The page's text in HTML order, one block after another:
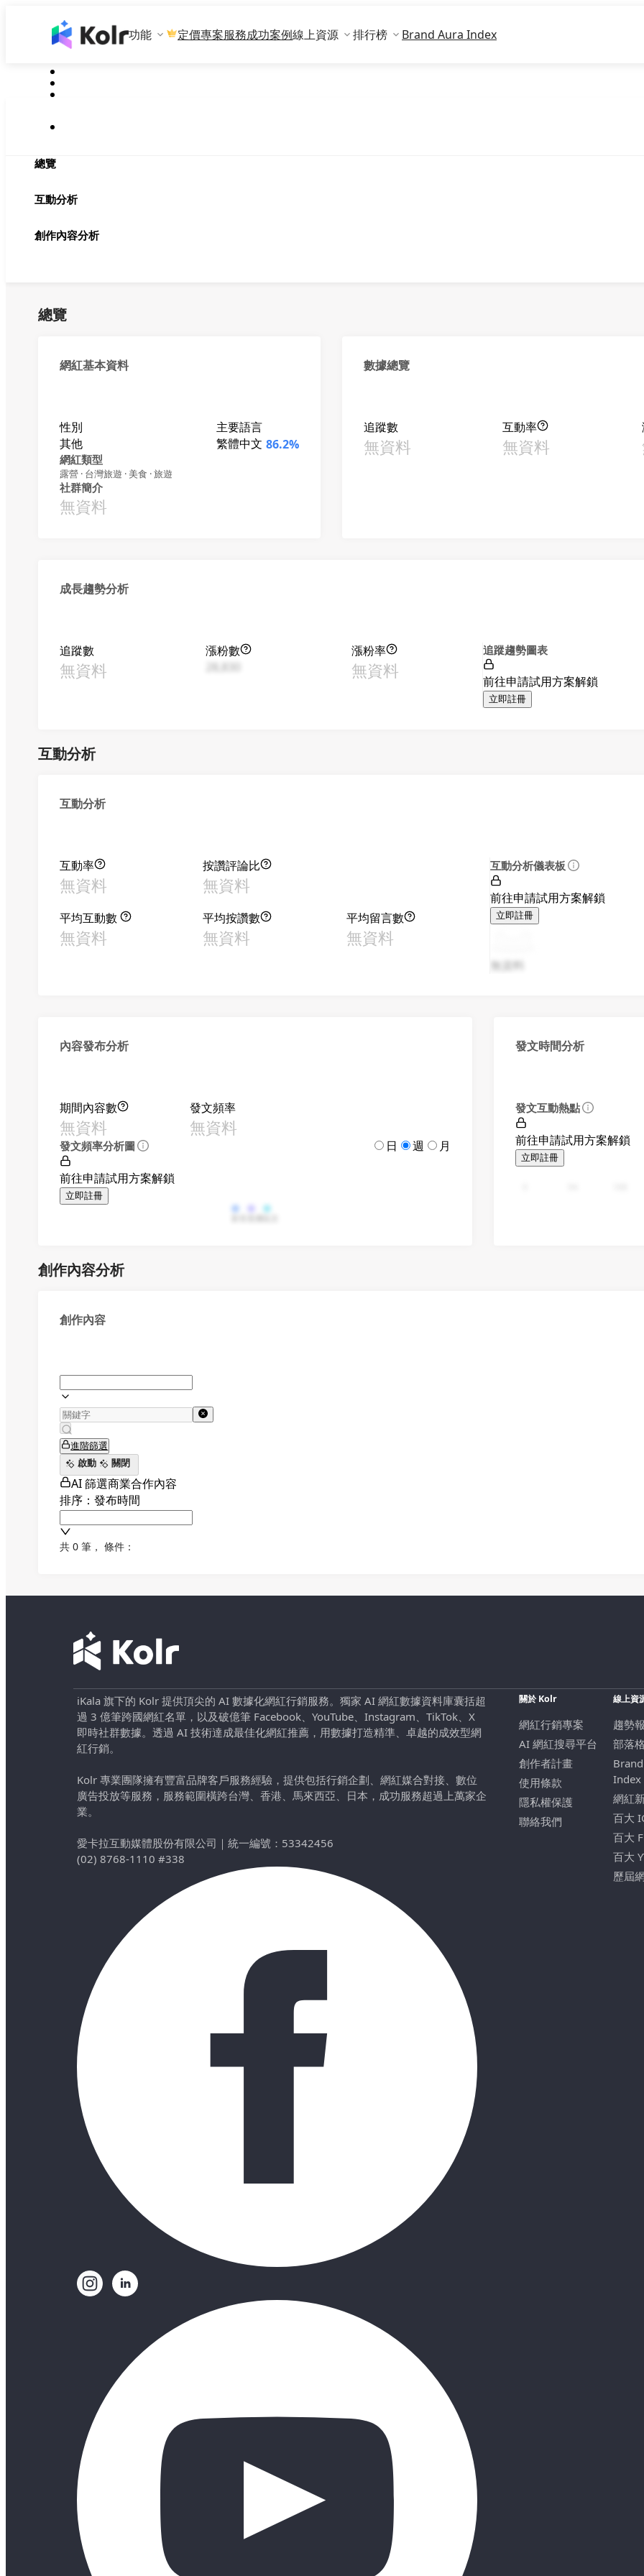
功能 定價專案服務成功案例線上資源 排行榜 Brand Aura Index
總覽
互動分析
創作內容分析
總覽
網紅基本資料
性別
其他
主要語言
繁體中文 86.2%
網紅類型
露營 · 台灣旅遊 · 美食 · 旅遊
社群簡介
無資料
數據總覽
追蹤數
無資料
互動率
無資料
成長趨勢分析
追蹤數
無資料
漲粉數
漲粉率
無資料
追蹤趨勢圖表
前往申請試用方案解鎖
立即註冊
互動分析
互動分析
互動率
無資料
按讚評論比
無資料
平均互動數
無資料
平均按讚數
無資料
平均留言數
無資料
互動分析儀表板
前往申請試用方案解鎖
立即註冊
無資料
內容發布分析
期間內容數
無資料
發文頻率
無資料
發文頻率分析圖 日 週 月
前往申請試用方案解鎖
立即註冊
發文時間分析
發文互動熱點
前往申請試用方案解鎖
立即註冊
創作內容分析
創作內容
進階篩選
啟動
關閉
AI 篩選商業合作內容
排序：發布時間
共 0 筆 ， 條件：
iKala 旗下的 Kolr 提供頂尖的 AI 數據化網紅行銷服務。獨家 AI 網紅數據資料庫囊括超
過 3 億筆跨國網紅名單，以及破億筆 Facebook、YouTube、Instagram、TikTok、X
即時社群數據。透過 AI 技術達成最佳化網紅推薦，用數據打造精準、卓越的成效型網
紅行銷。
Kolr 專業團隊擁有豐富品牌客戶服務經驗，提供包括行銷企劃、網紅媒合對接、數位
廣告投放等服務，服務範圍橫跨台灣、香港、馬來西亞、日本，成功服務超過上萬家企
業。
愛卡拉互動媒體股份有限公司 ｜ 統一編號：53342456
(02) 8768-1110 #338
關於 Kolr
網紅行銷專案
AI 網紅搜尋平台
創作者計畫
使用條款
隱私權保護
聯絡我們
線上資
趨勢
部落格
Index
網紅
百大
百大
百大
歷屆